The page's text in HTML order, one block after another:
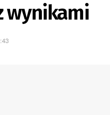
wynikami